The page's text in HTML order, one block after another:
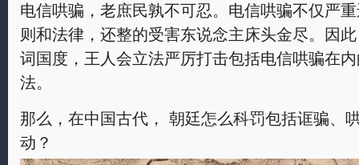
电信哄骗，老庶民孰不可忍。电信哄骗不仅严
则和法律，还整的受害东说念主床头金尽。因
词国度，王人会立法严厉打击包括电信哄骗在
法。
那么，在中国古代， 朝廷怎么科罚包括诓骗、
动？